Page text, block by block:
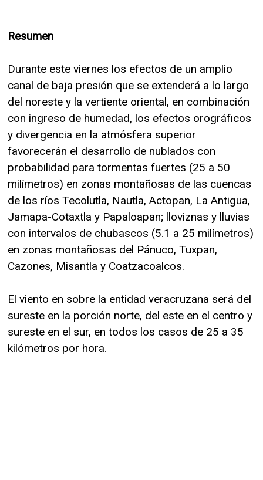
Resumen
Durante este viernes los efectos de un amplio
canal de baja presión que se extenderá a lo largo
del noreste y la vertiente oriental, en combinación
con ingreso de humedad, los efectos orográficos
y divergencia en la atmósfera superior
favorecerán el desarrollo de nublados con
probabilidad para tormentas fuertes (25 a 50
milímetros) en zonas montañosas de las cuencas
de los ríos Tecolutla, Nautla, Actopan, La Antigua,
Jamapa-Cotaxtla y Papaloapan; lloviznas y lluvias
con intervalos de chubascos (5.1 a 25 milímetros)
en zonas montañosas del Pánuco, Tuxpan,
Cazones, Misantla y Coatzacoalcos.
El viento en sobre la entidad veracruzana será del
sureste en la porción norte, del este en el centro y
sureste en el sur, en todos los casos de 25 a 35
kilómetros por hora.